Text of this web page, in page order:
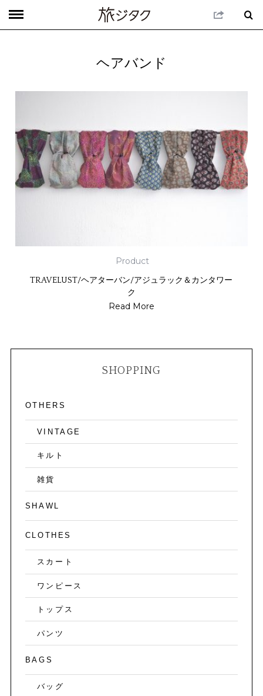
ヘアバンド
Product
TRAVELUST/ヘアターバン/アジュラック＆カンタワー
ク
Read More
SHOPPING
OTHERS
VINTAGE
キルト
雑貨
SHAWL
CLOTHES
スカート
ワンピース
トップス
パンツ
BAGS
バッグ